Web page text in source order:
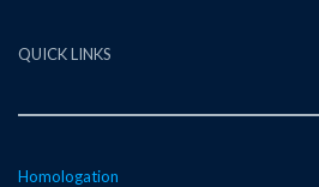
QUICK LINKS
Homologation